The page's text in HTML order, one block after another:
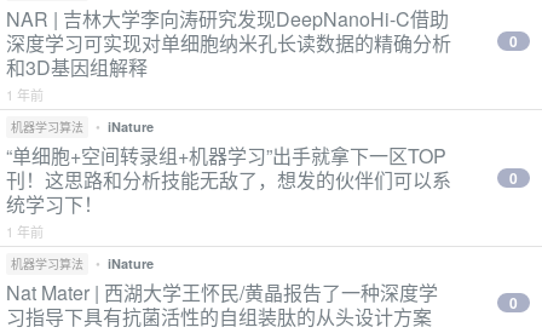
NAR | 吉林大学李向涛研究发现DeepNanoHi-C借助
深度学习可实现对单细胞纳米孔长读数据的精确分析
和3D基因组解释
1 年前
0
机器学习算法 • iNature
“单细胞+空间转录组+机器学习”出手就拿下一区TOP
刊！这思路和分析技能无敌了，想发的伙伴们可以系
统学习下！
1 年前
0
机器学习算法 • iNature
Nat Mater | 西湖大学王怀民/黄晶报告了一种深度学
习指导下具有抗菌活性的自组装肽的从头设计方案
0